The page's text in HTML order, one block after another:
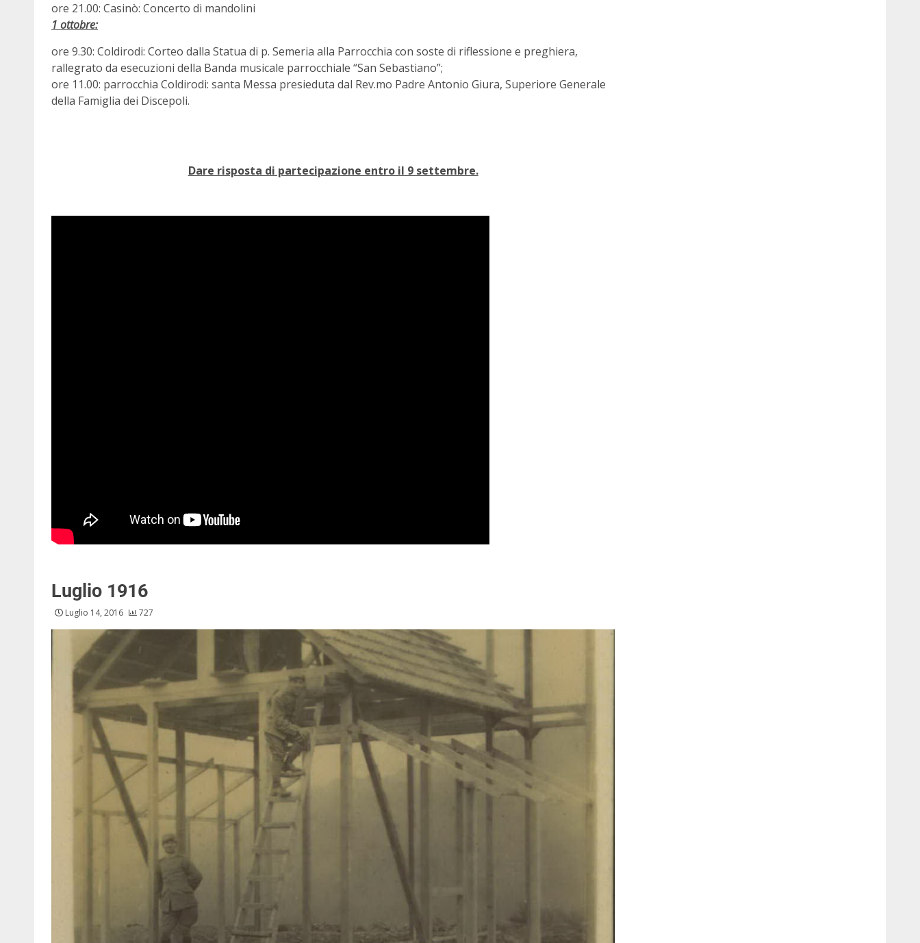
ore 21.00: Casinò: Concerto di mandolini
1 ottobre:
ore 9.30: Coldirodi: Corteo dalla Statua di p. Semeria alla Parrocchia con soste di riflessione e preghiera,
rallegrato da esecuzioni della Banda musicale parrocchiale “San Sebastiano”;
ore 11.00: parrocchia Coldirodi: santa Messa presieduta dal Rev.mo Padre Antonio Giura, Superiore Generale
della Famiglia dei Discepoli.
Dare risposta di partecipazione entro il 9 settembre.
Luglio 1916
Luglio 14, 2016 727